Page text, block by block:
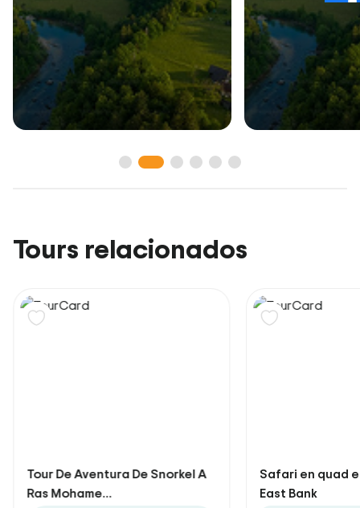
Tours relacionados
Tour De Aventura De Snorkel A
Ras Mohame...
Safari en quad
East Bank